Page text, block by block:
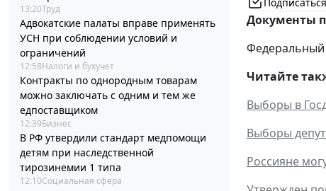
13:20Труд
Адвокатские палаты вправе применять
УСН при соблюдении условий и
ограничений
12:58Налоги и бухучет
Контракты по однородным товарам
можно заключать с одним и тем же
едпоставщиком
12:39Бизнес
В РФ утвердили стандарт медпомощи
детям при наследственной
тирозинемии 1 типа
12:10Социальная сфера
Документы
Федеральный
Читайте
Выборы в
Выборы
Россияне